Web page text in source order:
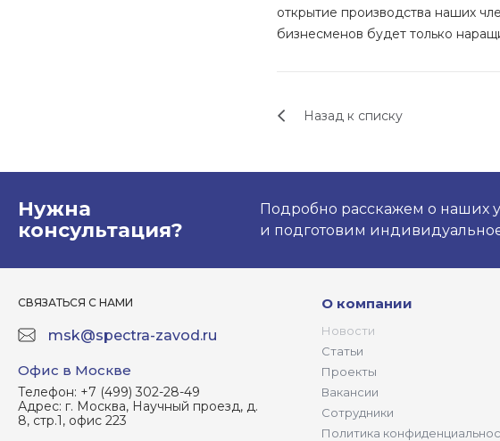
открытие производства наших
бизнесменов будет только
Назад к списку
Нужна
консультация?
Подробно расскажем о наших
и подготовим
СВЯЗАТЬСЯ С НАМИ
msk@spectra-zavod.ru
Офис в Москве
Телефон: +7 (499) 302-28-49
Адрес: г. Москва, Научный проезд, д.
8, стр.1, офис 223
О компании
Новости
Статьи
Проекты
Вакансии
Сотрудники
Политика